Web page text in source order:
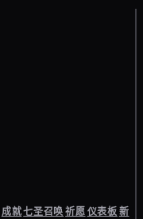
成就七圣召唤祈愿仪表板新